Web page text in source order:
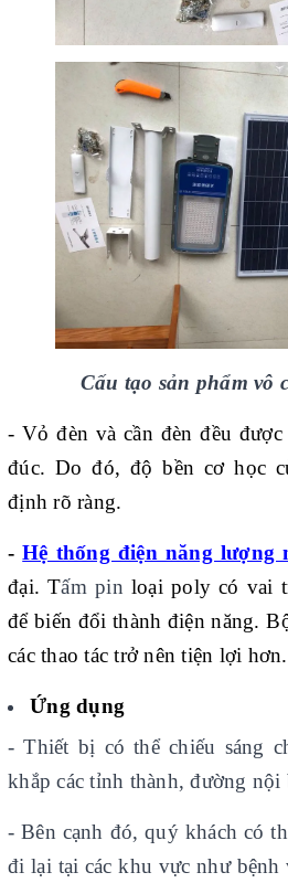
Cấu tạo sản phẩm vô
- Vỏ đèn và cần đèn đều
đúc. Do đó, độ bền cơ học
định rõ ràng.
-Hệ thống điện năng lượng
đại. Tấm pin loại poly có vai
để biến đổi thành điện năng.
các thao tác trở nên tiện lợi hơn.
Ứng dụng
- Thiết bị có thể chiếu sáng
khắp các tỉnh thành, đường
- Bên cạnh đó, quý khách có
đi lại tại các khu vực như